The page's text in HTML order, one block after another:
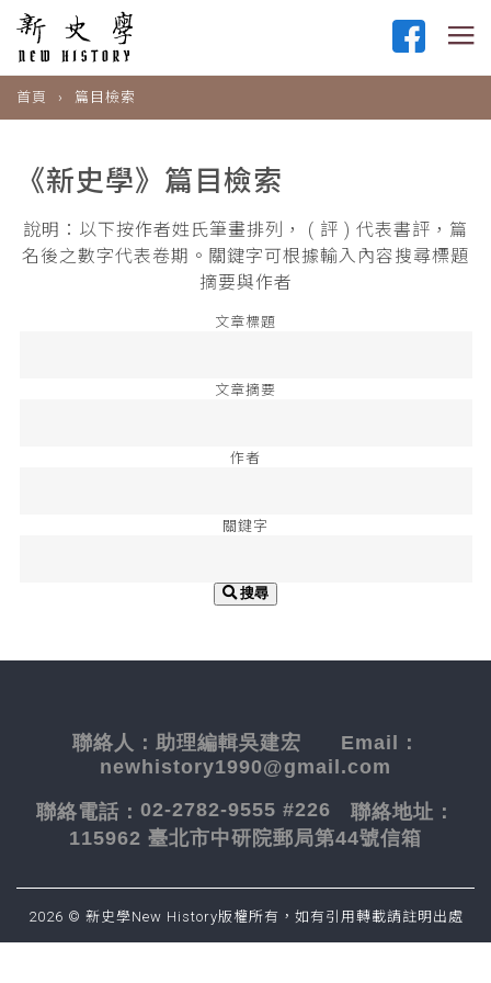
首頁 篇目檢索
《新史學》篇目檢索
說明：以下按作者姓氏筆畫排列， ( 評 ) 代表書評，篇
名後之數字代表卷期。關鍵字可根據輸入內容搜尋標題
摘要與作者
文章標題
文章摘要
作者
關鍵字
搜尋
聯絡人： 助理編輯吳建宏 Email：
newhistory1990@gmail.com
聯絡電話： 02-2782-9555 #226 聯絡地址：
115962 臺北市中研院郵局第44號信箱
2026 © 新史學New History版權所有，如有引用轉載請註明出處